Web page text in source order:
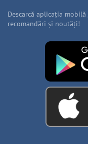
Descarcă aplicația
recomandări și noutăți!